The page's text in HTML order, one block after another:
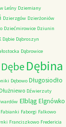
Leśny Dziemiany
Dzierzgów Dzierżoniów
Dziećmirowice Dziunin
Dąbie Dąbroszyn
Dąbrowice
Dębe Dębina
Dębowo Długosiodło
Dźwierzuty
Elbląg Elgnówko
Fabianki Faborgi Falkowo
Franciszkowo Fredericia